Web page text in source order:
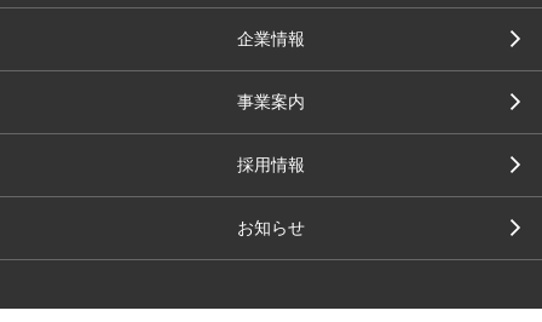
企業情報
事業案内
採用情報
お知らせ